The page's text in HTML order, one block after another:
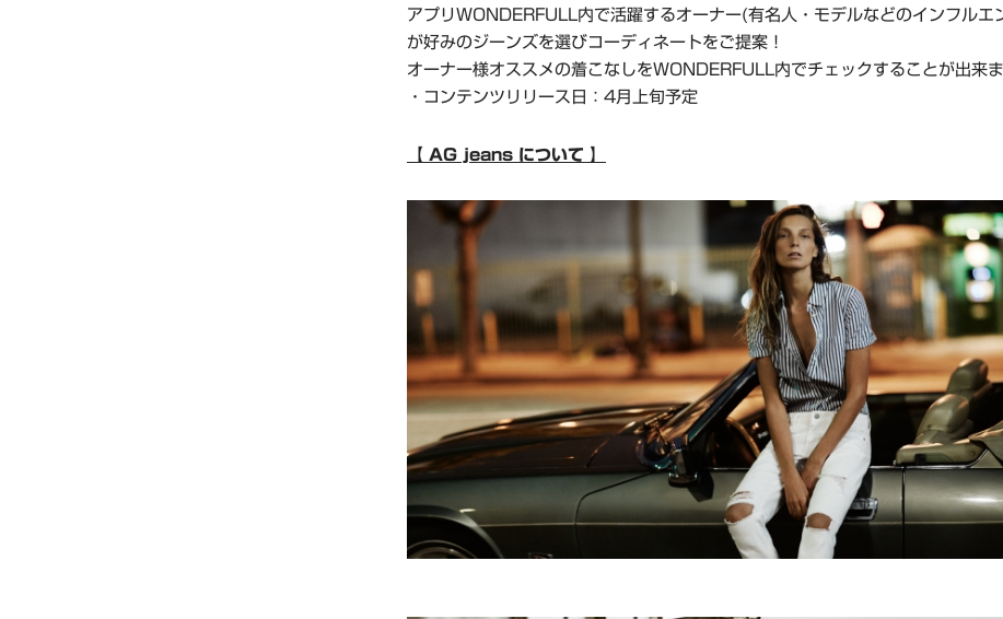
アプリWONDERFULL内で活躍するオーナー(有名人・モデルなどのインフルエ
が好みのジーンズを選びコーディネートをご提案！
オーナー様オススメの着こなしをWONDERFULL内でチェックすることが出来ま
・コンテンツリリース日：4月上旬予定
【 AG jeans について 】